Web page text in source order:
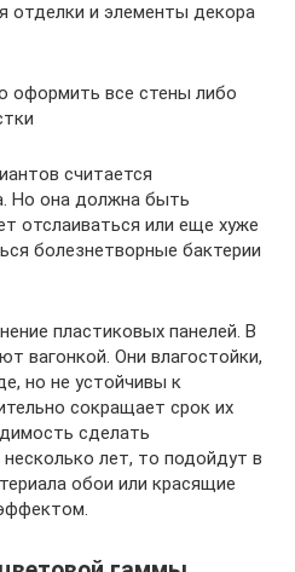
отделки и элементы декора
оформить все стены либо
считается
Но она должна быть
отслаиваться или еще хуже
болезнетворные бактерии
пластиковых панелей. В
вагонкой. Они влагостойки,
но не устойчивы к
сокращает срок их
сделать
лет, то подойдут в
обои или красящие